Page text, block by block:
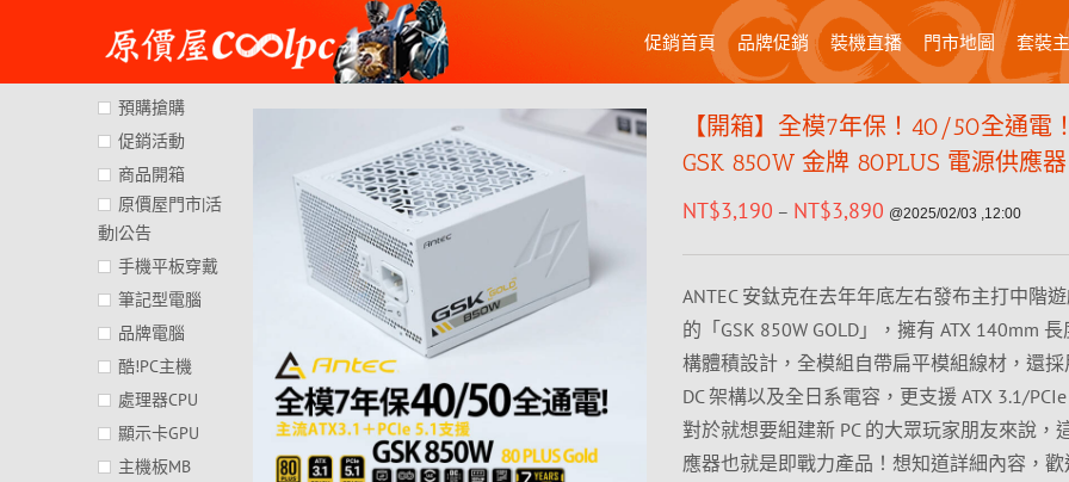
content
促銷首頁 品牌促銷 裝機直播 門市地圖 套裝
【開箱】全模7年保！40/50全通電
GSK 850W 金牌 80PLUS 電源供應
NT$3,190 – NT$3,890 @2025/02/03 ,12:00
ANTEC 安鈦克在去年年底左右發布主打中階
的「GSK 850W GOLD」，擁有 ATX 140mm
構體積設計，全模組自帶扁平模組線材，還採
DC 架構以及全日系電容，更支援 ATX 3.1/
對於就想要組建新 PC 的大眾玩家朋友來說，
應器也就是即戰力產品！想知道詳細內容，
預購搶購
促銷活動
商品開箱
原價屋門市|活
動|公告
手機平板穿戴
筆記型電腦
品牌電腦
酷!PC主機
處理器CPU
顯示卡GPU
主機板MB